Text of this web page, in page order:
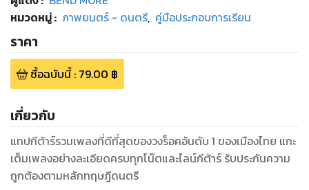
หมวดหมู่: ภาพยนตร์ - ดนตรี, คู่มือประกอบการเรียน
ราคา
ซื้อฉบับนี้: 79.00 ฿
เกี่ยวกับ
แทปกีต้าร์รวมเพลงที่ดีที่สุดของวงร็อคอันดับ 1 ของเมืองไทย แกะ
เต็มเพลงอย่างละเอียดครบทุกโน๊ตและไลน์กีต้าร์ รับประกันความ
ถูกต้องตามหลักทฤษฎีดนตรี